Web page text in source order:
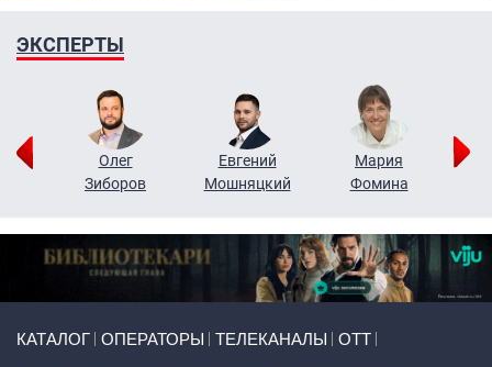
ЭКСПЕРТЫ
Олег
Зиборов
Евгений
Мошняцкий
Мария
Фомина
КАТАЛОГ ОПЕРАТОРЫ ТЕЛЕКАНАЛЫ ОТТ